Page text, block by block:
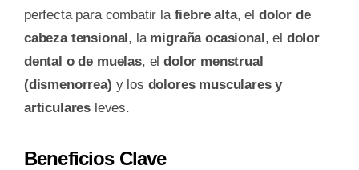
perfecta para combatir la fiebre alta, el dolor de
cabeza tensional, la migraña ocasional, el dolor
dental o de muelas, eldolor menstrual
(dismenorrea) y los dolores musculares y
articulares leves.
Beneficios Clave